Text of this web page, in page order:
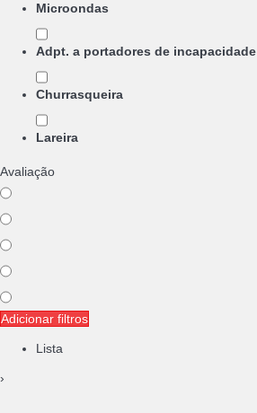
Microondas
Adpt. a portadores de incapacidade
Churrasqueira
Lareira
Avaliação
Adicionar filtros
Lista
›